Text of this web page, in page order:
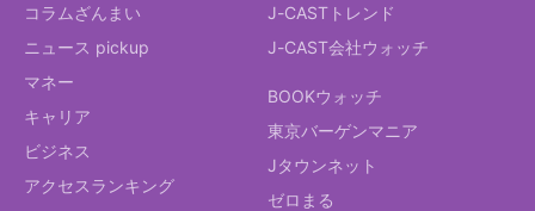
コラムざんまい
ニュース pickup
マネー
キャリア
ビジネス
アクセスランキング
J-CASTトレンド
J-CAST会社ウォッチ
BOOKウォッチ
東京バーゲンマニア
Jタウンネット
ゼロまる